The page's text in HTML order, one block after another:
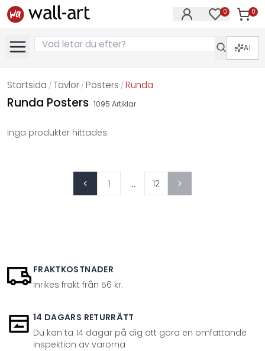
0 0
AI
Startsida / Tavlor / Posters /Runda
Runda Posters 1095 Artiklar
Inga produkter hittades.
1 ... 12
FRAKTKOSTNADER
Inrikes frakt från 56 kr.
14 DAGARS RETURRÄTT
Du kan ta 14 dagar på dig att göra en omfattande
inspektion av varorna